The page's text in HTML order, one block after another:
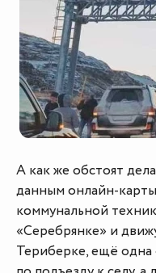
А как же обстоят
данным онлайн-
коммунальной
«Серебрянке» и
Териберке, ещё